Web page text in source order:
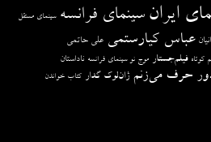
ایران سینمای فرانسه سینمای مستقل
عباس کیارستمی علی حاتمی
کوتاه فیلم‌جستار موج نو سینمای فرانسه ناداستان
حرف می‌زنم ژان‌لوک گدار کتاب خواندن